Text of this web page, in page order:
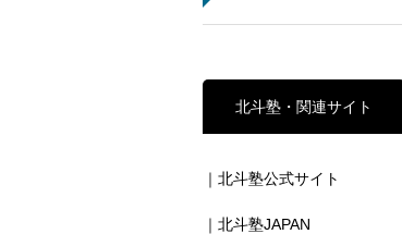
北斗塾・関連サイト
｜北斗塾公式サイト
｜北斗塾JAPAN